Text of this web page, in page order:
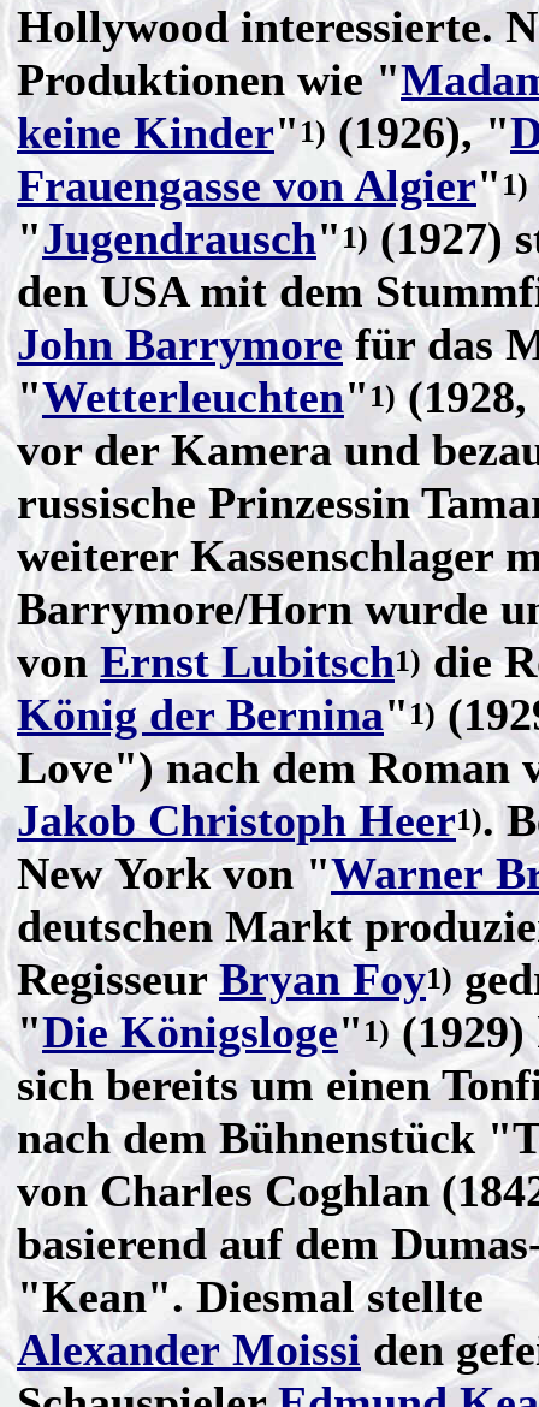
Hollywood interessierte.
Produktionen wie "
keine Kinder"1)(1926), "
Frauengasse von Algier" 1)
"Jugendrausch"1) (1927)
den USA mit dem
John Barrymorefür das
"Wetterleuchten"1)
vor der Kamera und
russische Prinzessin
weiterer Kassenschlager
Barrymore/Horn wurde
von Ernst Lubitsch1) die
König der Bernina"1)
Love") nach dem Roman
Jakob Christoph Heer1).
New York von "Warner
deutschen Markt
RegisseurBryan Foy1)
"Die Königsloge" 1) (1929)
sich bereits um einen
nach dem Bühnenstück
von Charles Coghlan
basierend auf dem
"Kean". Diesmal stellte
Alexander Moissi den